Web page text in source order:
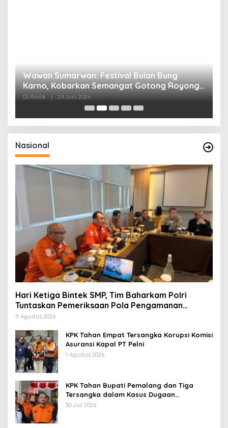
Wawan Sumarwan: Festival Bulan Bung
Karno, Kobarkan Semangat Gotong Royong
dan Kepedulian Sosial
Di Politik 29 Juni 2026
Nasional
Hari Ketiga Bintek SMP, Tim Baharkam Polri
Tuntaskan Pemeriksaan Pola Pengamanan
Pertamina Patra Niaga Jabar
5 Agustus 2026
KPK Tahan Empat Tersangka Korupsi Komisi
Asuransi Kapal PT Pelni
1 Agustus 2026
KPK Tahan Bupati Pemalang dan Tiga
Tersangka dalam Kasus Dugaan
Pemerasan
30 Juli 2026